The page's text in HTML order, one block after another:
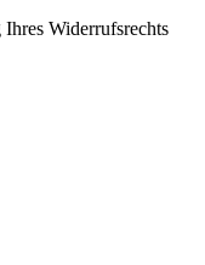
Widerrufsrechts